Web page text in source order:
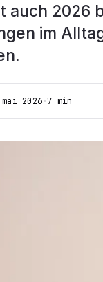
auch 2026
im
2026·7 min